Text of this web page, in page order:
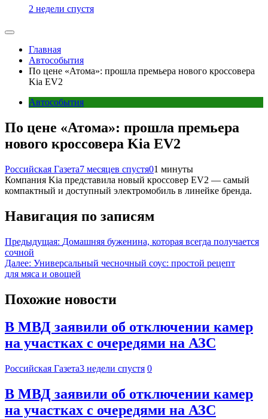
2 недели спустя
Главная
Автособытия
По цене «Атома»: прошла премьера нового кроссовера
Kia EV2
Автособытия
По цене «Атома»: прошла премьера
нового кроссовера Kia EV2
Российская Газета7 месяцев спустя01 минуты
Компания Kia представила новый кроссовер EV2 — самый
компактный и доступный электромобиль в линейке бренда.
Навигация по записям
Предыдущая: Домашняя буженина, которая всегда получается
сочной
Далее: Универсальный чесночный соус: простой рецепт
для мяса и овощей
Похожие новости
В МВД заявили об отключении камер
на участках с очередями на АЗС
Российская Газета3 недели спустя 0
В МВД заявили об отключении камер
на участках с очередями на АЗС